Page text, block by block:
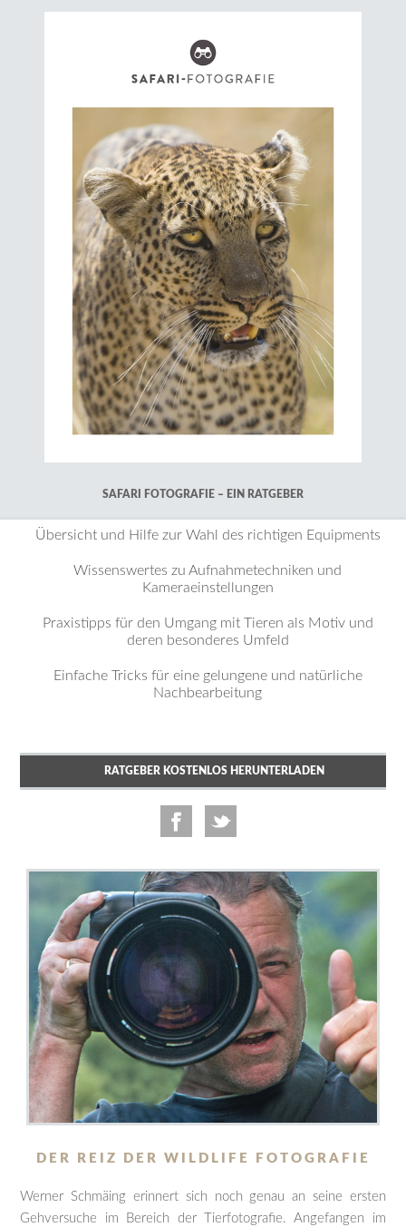
SAFARI FOTOGRAFIE – EIN RATGEBER
Übersicht und Hilfe zur Wahl des richtigen Equipments
Wissenswertes zu Aufnahmetechniken und
Kameraeinstellungen
Praxistipps für den Umgang mit Tieren als Motiv und
deren besonderes Umfeld
Einfache Tricks für eine gelungene und natürliche
Nachbearbeitung
RATGEBER KOSTENLOS HERUNTERLADEN
DER REIZ DER WILDLIFE FOTOGRAFIE
Werner Schmäing erinnert sich noch genau an seine ersten
Gehversuche im Bereich der Tierfotografie. Angefangen im